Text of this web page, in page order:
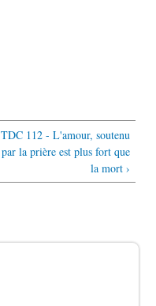
TDC 112 - L'amour, soutenu
par la prière est plus fort que
la mort ›